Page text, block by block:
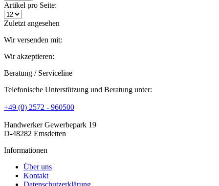
Artikel pro Seite:
Zuletzt angesehen
Wir versenden mit:
Wir akzeptieren:
Beratung / Serviceline
Telefonische Unterstützung und Beratung unter:
+49 (0) 2572 - 960500
Handwerker Gewerbepark 19
D-48282 Emsdetten
Informationen
Über uns
Kontakt
Datenschutzerklärung